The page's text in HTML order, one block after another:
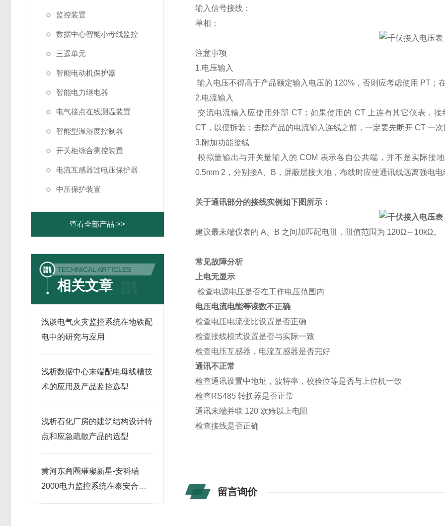
输入信号接线：
单相：
注意事项
1.电压输入
输入电压不得高于产品额定输入电压的 120%，否则应考虑使用 PT；
2.电流输入
交流电流输入应使用外部 CT；如果使用的 CT 上连有其它仪表，
CT，以便拆装 ；去除产品的电流输入连线之前，一定要先断开 CT 一
3.附加功能接线
模拟量输出与开关量输入的 COM 表示各自公共端，并不是实际接
0.5mm 2，分别接A、B，屏蔽层接大地，布线时应使通讯线远离强电电
关于通讯部分的接线实例如下图所示：
建议最末端仪表的 A、B 之间加匹配电阻，阻值范围为 120Ω～10kΩ。
常见故障分析
上电无显示
检查电源电压是否在工作电压范围内
电压电流电能等读数不正确
检查电压电流变比设置是否正确
检查接线模式设置是否与实际一致
检查电压互感器，电流互感器是否完好
通讯不正常
检查通讯设置中地址，波特率，校验位等是否与上位机一致
检查RS485 转换器是否正常
通讯末端并联 120 欧姆以上电阻
检查接线是否正确
留言询价
监控装置
数据中心智能小母线监控
三遥单元
智能电动机保护器
智能电力继电器
电气接点在线测温装置
智能型温湿度控制器
开关柜综合测控装置
电流互感器过电压保护器
中压保护装置
查看全部产品 >>
TECHNICAL ARTICLES
相关文章
浅谈电气火灾监控系统在地铁配
电中的研究与应用
浅析数据中心末端配电母线槽技
术的应用及产品监控选型
浅析石化厂房的建筑结构设计特
点和应急疏散产品的选型
黄河东商圈璀璨新星-安科瑞
2000电力监控系统在泰安合胜